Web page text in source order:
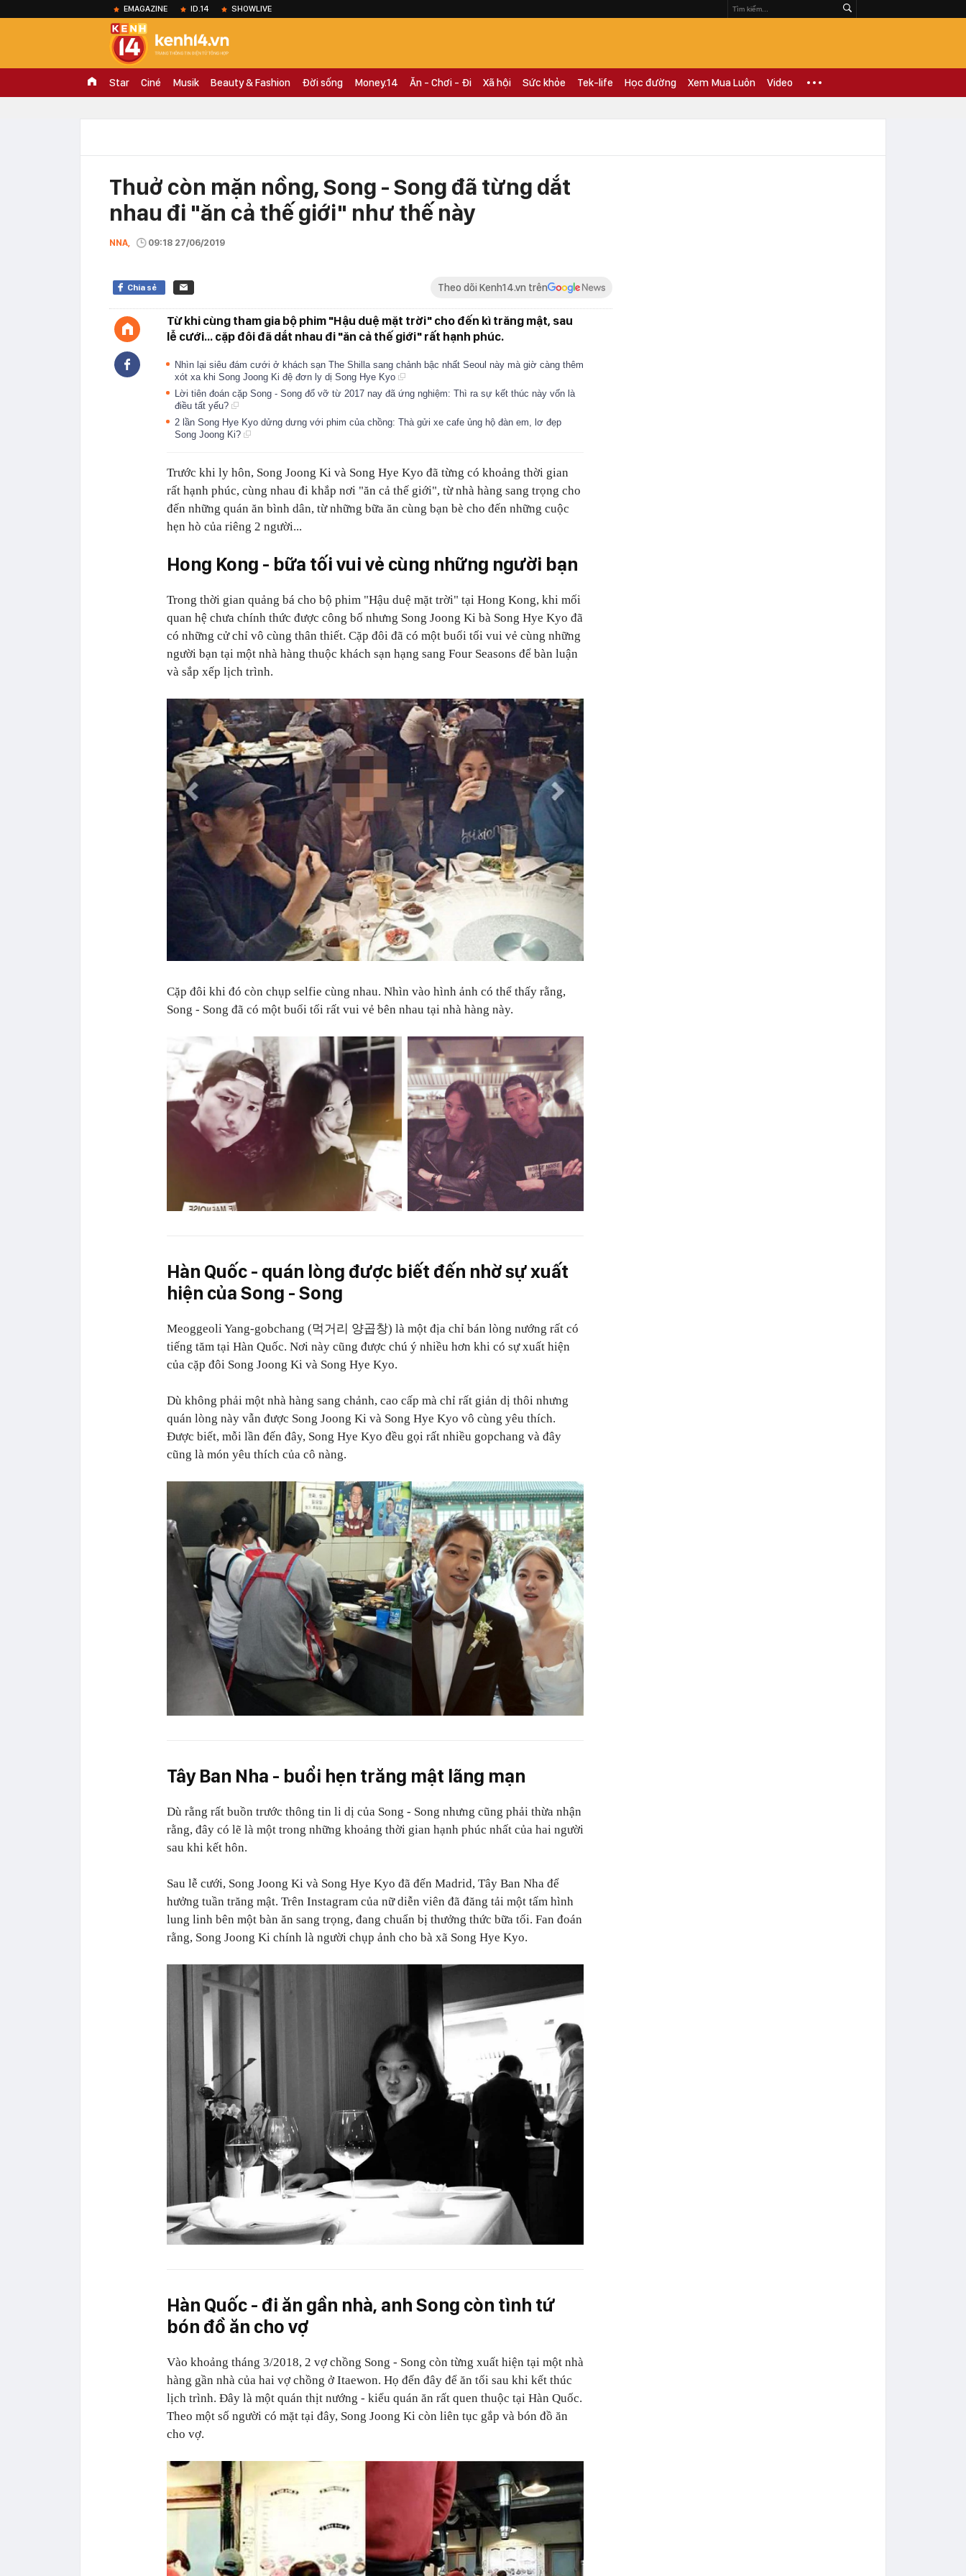
EMAGAZINE ID.14 SHOWLIVE
Star Ciné Musik Beauty & Fashion Đời sống Money.14 Ăn - Chơi - Đi Xã hội Sức khỏe Tek-life Học đường Xem Mua Luôn Video
Thuở còn mặn nồng, Song - Song đã từng dắt
nhau đi "ăn cả thế giới" như thế này
NNA, 09:18 27/06/2019
Chia sẻ Theo dõi Kenh14.vn trên
Từ khi cùng tham gia bộ phim "Hậu duệ mặt trời" cho đến kì trăng mật, sau
lễ cưới... cặp đôi đã dắt nhau đi "ăn cả thế giới" rất hạnh phúc.
Nhìn lại siêu đám cưới ở khách sạn The Shilla sang chảnh bậc nhất Seoul này mà giờ càng thêm
xót xa khi Song Joong Ki đệ đơn ly dị Song Hye Kyo
Lời tiên đoán cặp Song - Song đổ vỡ từ 2017 nay đã ứng nghiệm: Thì ra sự kết thúc này vốn là
điều tất yếu?
2 lần Song Hye Kyo dửng dưng với phim của chồng: Thà gửi xe cafe ủng hộ đàn em, lơ đẹp
Song Joong Ki?
Trước khi ly hôn, Song Joong Ki và Song Hye Kyo đã từng có khoảng thời gian
rất hạnh phúc, cùng nhau đi khắp nơi "ăn cả thế giới", từ nhà hàng sang trọng cho
đến những quán ăn bình dân, từ những bữa ăn cùng bạn bè cho đến những cuộc
hẹn hò của riêng 2 người...
Hong Kong - bữa tối vui vẻ cùng những người bạn
Trong thời gian quảng bá cho bộ phim "Hậu duệ mặt trời" tại Hong Kong, khi mối
quan hệ chưa chính thức được công bố nhưng Song Joong Ki bà Song Hye Kyo đã
có những cử chỉ vô cùng thân thiết. Cặp đôi đã có một buổi tối vui vẻ cùng những
người bạn tại một nhà hàng thuộc khách sạn hạng sang Four Seasons để bàn luận
và sắp xếp lịch trình.
Cặp đôi khi đó còn chụp selfie cùng nhau. Nhìn vào hình ảnh có thể thấy rằng,
Song - Song đã có một buổi tối rất vui vẻ bên nhau tại nhà hàng này.
Hàn Quốc - quán lòng được biết đến nhờ sự xuất
hiện của Song - Song
Meoggeoli Yang-gobchang (먹거리 양곱창) là một địa chỉ bán lòng nướng rất có
tiếng tăm tại Hàn Quốc. Nơi này cũng được chú ý nhiều hơn khi có sự xuất hiện
của cặp đôi Song Joong Ki và Song Hye Kyo.
Dù không phải một nhà hàng sang chảnh, cao cấp mà chỉ rất giản dị thôi nhưng
quán lòng này vẫn được Song Joong Ki và Song Hye Kyo vô cùng yêu thích.
Được biết, mỗi lần đến đây, Song Hye Kyo đều gọi rất nhiều gopchang và đây
cũng là món yêu thích của cô nàng.
Tây Ban Nha - buổi hẹn trăng mật lãng mạn
Dù rằng rất buồn trước thông tin li dị của Song - Song nhưng cũng phải thừa nhận
rằng, đây có lẽ là một trong những khoảng thời gian hạnh phúc nhất của hai người
sau khi kết hôn.
Sau lễ cưới, Song Joong Ki và Song Hye Kyo đã đến Madrid, Tây Ban Nha để
hưởng tuần trăng mật. Trên Instagram của nữ diễn viên đã đăng tải một tấm hình
lung linh bên một bàn ăn sang trọng, đang chuẩn bị thưởng thức bữa tối. Fan đoán
rằng, Song Joong Ki chính là người chụp ảnh cho bà xã Song Hye Kyo.
Hàn Quốc - đi ăn gần nhà, anh Song còn tình tứ
bón đồ ăn cho vợ
Vào khoảng tháng 3/2018, 2 vợ chồng Song - Song còn từng xuất hiện tại một nhà
hàng gần nhà của hai vợ chồng ở Itaewon. Họ đến đây để ăn tối sau khi kết thúc
lịch trình. Đây là một quán thịt nướng - kiểu quán ăn rất quen thuộc tại Hàn Quốc.
Theo một số người có mặt tại đây, Song Joong Ki còn liên tục gắp và bón đồ ăn
cho vợ.